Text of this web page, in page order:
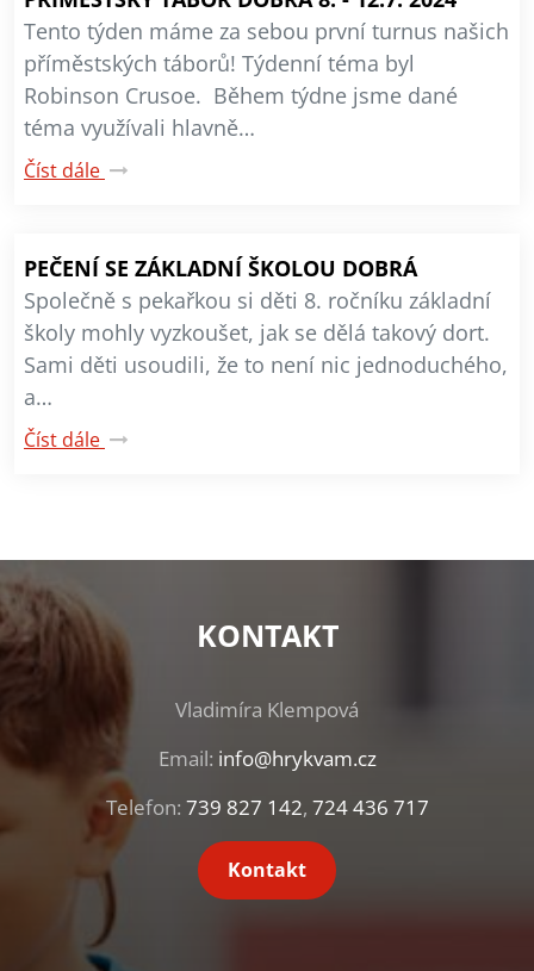
Tento týden máme za sebou první turnus našich
příměstských táborů! Týdenní téma byl
Robinson Crusoe. Během týdne jsme dané
téma využívali hlavně…
Číst dále
PEČENÍ SE ZÁKLADNÍ ŠKOLOU DOBRÁ
Společně s pekařkou si děti 8. ročníku základní
školy mohly vyzkoušet, jak se dělá takový dort.
Sami děti usoudili, že to není nic jednoduchého,
a…
Číst dále
KONTAKT
Vladimíra Klempová
Email: info@hrykvam.cz
Telefon: 739 827 142, 724 436 717
Kontakt